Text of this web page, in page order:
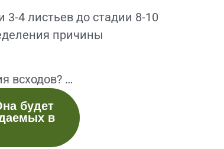
4 листьев до стадии 8-10
причины
всходов? …
будет
в